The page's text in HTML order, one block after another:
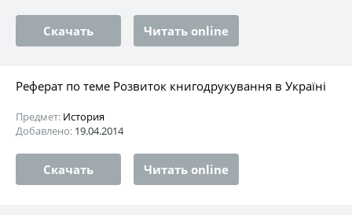
Скачать Читать online
Реферат по теме Розвиток книгодрукування в Україні
Предмет: История
Добавлено: 19.04.2014
Скачать Читать online